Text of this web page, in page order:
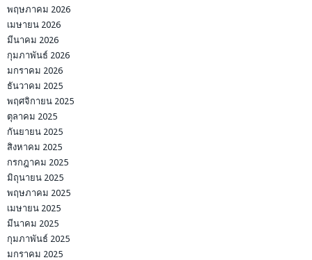
พฤษภาคม 2026
เมษายน 2026
มีนาคม 2026
กุมภาพันธ์ 2026
มกราคม 2026
ธันวาคม 2025
พฤศจิกายน 2025
ตุลาคม 2025
กันยายน 2025
สิงหาคม 2025
กรกฎาคม 2025
มิถุนายน 2025
พฤษภาคม 2025
เมษายน 2025
มีนาคม 2025
กุมภาพันธ์ 2025
มกราคม 2025